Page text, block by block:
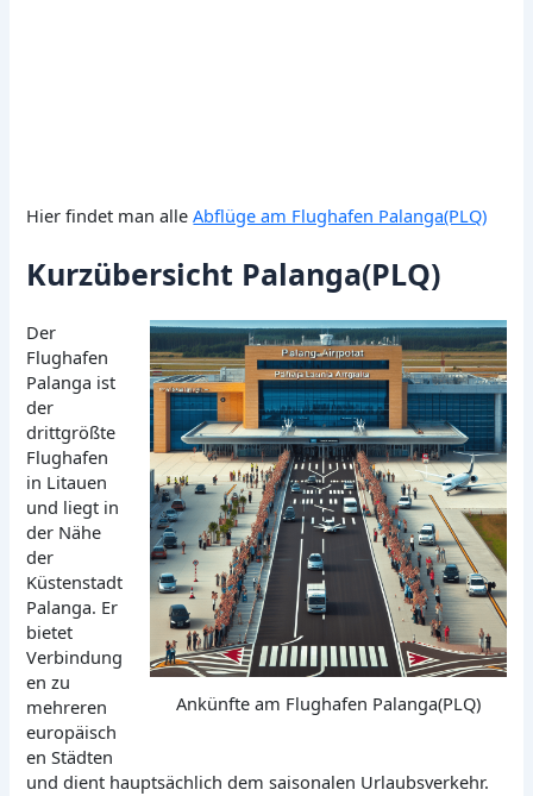
Hier findet man alleAbflüge am Flughafen Palanga(PLQ)
Kurzübersicht Palanga(PLQ)
Ankünfte am Flughafen Palanga(PLQ)
Der
Flughafen
Palanga ist
der
drittgrößte
Flughafen
in Litauen
und liegt in
der Nähe
der
Küstenstadt
Palanga. Er
bietet
Verbindung
en zu
mehreren
europäisch
en Städten
und dient hauptsächlich dem saisonalen Urlaubsverkehr.